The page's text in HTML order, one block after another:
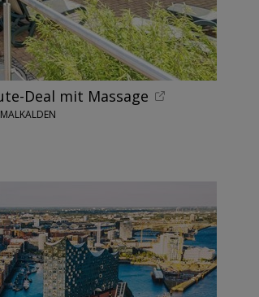
Deal mit Massage